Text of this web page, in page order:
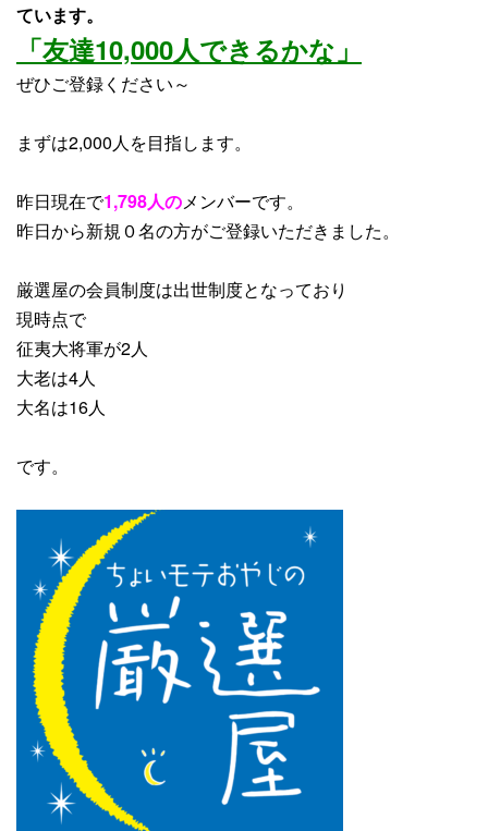
ています。
「友達10,000人できるかな」
ぜひご登録ください～
まずは2,000人を目指します。
昨日現在で1,798人のメンバーです。
昨日から新規０名の方がご登録いただきました。
厳選屋の会員制度は出世制度となっており
現時点で
征夷大将軍が2人
大老は4人
大名は16人
です。